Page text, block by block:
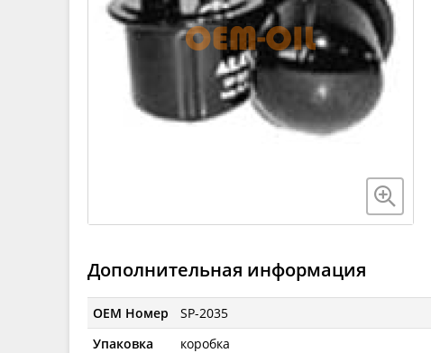
Дополнительная информация
OEM Номер
SP-2035
Упаковка
коробка